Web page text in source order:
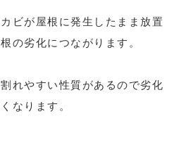
ビが屋根に発生したまま放置
の劣化につながります。
れやすい性質があるので劣化
なります。